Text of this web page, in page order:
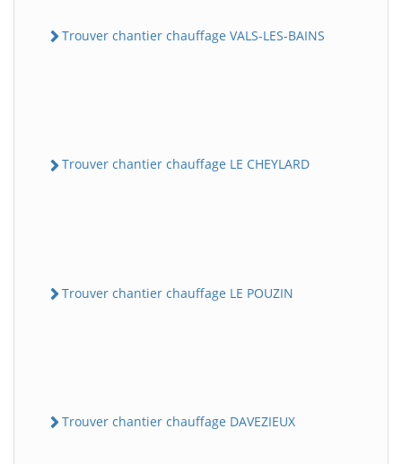
Trouver chantier chauffage VALS-LES-BAINS
Trouver chantier chauffage LE CHEYLARD
Trouver chantier chauffage LE POUZIN
Trouver chantier chauffage DAVEZIEUX